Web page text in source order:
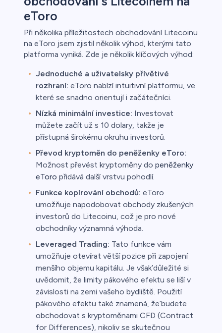
eToro
Při několika příležitostech obchodování Litecoinu
na eToro jsem zjistil několik výhod, kterými tato
platforma vyniká. Zde je několik klíčových výhod:
Jednoduché a uživatelsky přívětivé
rozhraní: eToro nabízí intuitivní platformu, ve
které se snadno orientují i začátečníci.
Nízká minimální investice: Investovat
můžete začít už s 10 dolary, takže je
přístupná širokému okruhu investorů.
Převod kryptoměn do peněženky eToro:
Možnost převést kryptoměny do peněženky
eToro přidává další vrstvu pohodlí.
Funkce kopírování obchodů: eToro
umožňuje napodobovat obchody zkušených
investorů do Litecoinu, což je pro nové
obchodníky významná výhoda.
Leveraged Trading: Tato funkce vám
umožňuje otevírat větší pozice při zapojení
menšího objemu kapitálu. Je však’důležité si
uvědomit, že limity pákového efektu se liší v
závislosti na zemi vašeho bydliště. Použití
pákového efektu také znamená, že’budete
obchodovat s kryptoměnami CFD (Contract
for Differences), nikoliv se skutečnou